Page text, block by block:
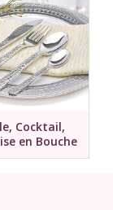
Cocktail,
en Bouche